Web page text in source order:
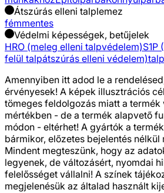
Átszúrás elleni talplemez
fémmentes
Védelmi képességek, betűjelek
HRO (meleg elleni talpvédelem)S1P
felül talpátszúrás elleni védelem)
Amennyiben itt adod le a
érvényesek! A képek illusztrációs
tömeges feldolgozás miatt a termék
mértékben - de a termék alapvető
módon - eltérhet! A gyártók a
bármikor, előzetes bejelentés
Mindent megteszünk, hogy az
legyenek, de változásért, nyomdai
felelősséget vállalni! A színek
megjelenésük az általad használt